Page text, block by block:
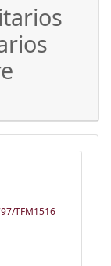
TFM1516